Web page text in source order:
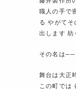
職人の手で
る やがてそ
出します 紡
その名は──
舞台は大正
この町では